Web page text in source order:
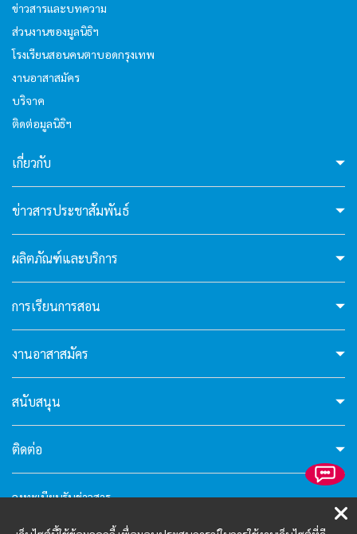
ข่าวสารและบทความ
ส่วนงานของมูลนิธิฯ
โรงเรียนสอนคนตาบอดกรุงเทพ
งานอาสาสมัคร
บริจาค
ติดต่อมูลนิธิฯ
เกี่ยวกับ
ข่าวสารประชาสัมพันธ์
ผลิตภัณฑ์และบริการ
การเรียนการสอน
งานอาสาสมัคร
สนับสนุน
ติดต่อ
ลงทะเบียนรับข่าวสาร
I'm your AI Assistant! Curious about this
website? Ask me anything!
website? Ask me anything!